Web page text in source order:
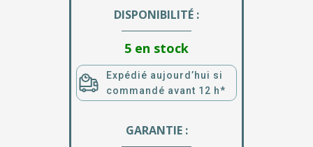
DISPONIBILITÉ :
5 en stock
Expédié aujourd’hui si
commandé avant 12 h*
GARANTIE :